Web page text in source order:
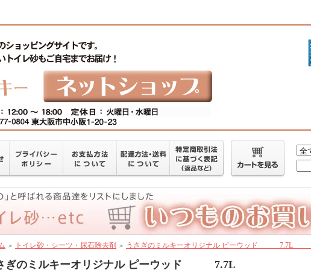
＞ トイレ砂・シーツ・尿石除去剤 ＞ うさぎのミルキーオリジナル ピーウッド 7.7L
ぎのミルキーオリジナル ピーウッド 7.7L